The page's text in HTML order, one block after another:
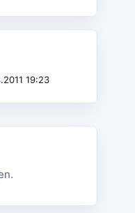
19:23